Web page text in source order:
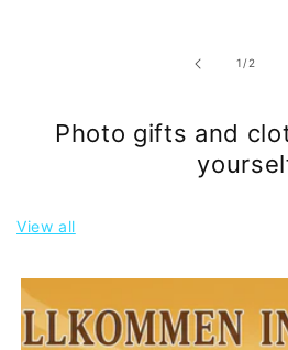
1 /of
2
Photo gifts and
View all